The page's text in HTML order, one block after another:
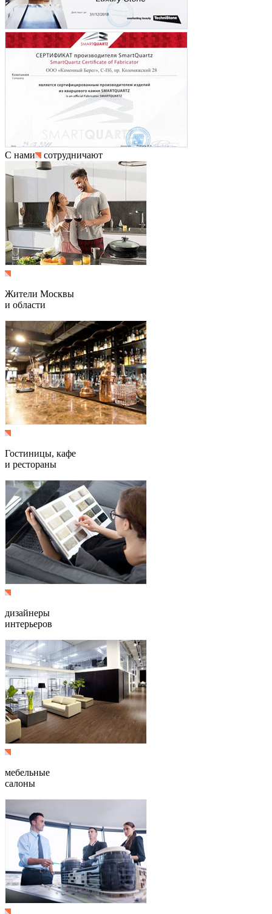
С нами сотрудничают
Жители Москвы
и области
Гостиницы, кафе
и рестораны
дизайнеры
интерьеров
мебельные
салоны